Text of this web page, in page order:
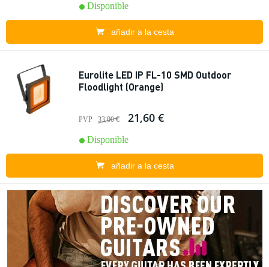
Disponible
añadir a la cesta
Eurolite LED IP FL-10 SMD Outdoor
Floodlight (Orange)
PVP 33,00 € 21,60 €
Disponible
añadir a la cesta